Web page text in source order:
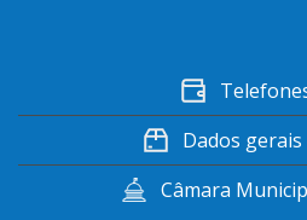
Dados
Câmara